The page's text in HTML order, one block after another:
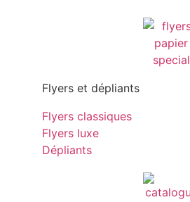
Flyers et dépliants
Flyers classiques
Flyers luxe
Dépliants